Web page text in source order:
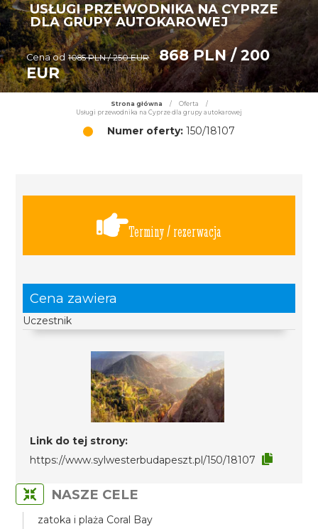
USŁUGI PRZEWODNIKA NA CYPRZE
DLA GRUPY AUTOKAROWEJ
Cena od 1085 PLN / 250 EUR
868 PLN / 200
EUR
Strona główna / Oferta
/
Usługi przewodnika na Cyprze dla grupy autokarowej
Numer oferty: 150/18107
Terminy / rezerwacja
Cena zawiera
Uczestnik
Link do tej strony:
https://www.sylwesterbudapeszt.pl/150/18107
NASZE CELE
zatoka i plaża Coral Bay